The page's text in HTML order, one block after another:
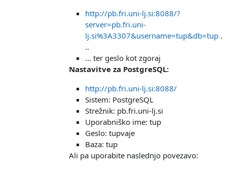
http://pb.fri.uni-lj.si:8088/?
server=pb.fri.uni-
lj.si%3A3307&username=tup&db=tup .
..
... ter geslo kot zgoraj
Nastavitve za PostgreSQL:
http://pb.fri.uni-lj.si:8088/
Sistem: PostgreSQL
Strežnik: pb.fri.uni-lj.si
Uporabniško ime: tup
Geslo: tupvaje
Baza: tup
Ali pa uporabite naslednjo povezavo: